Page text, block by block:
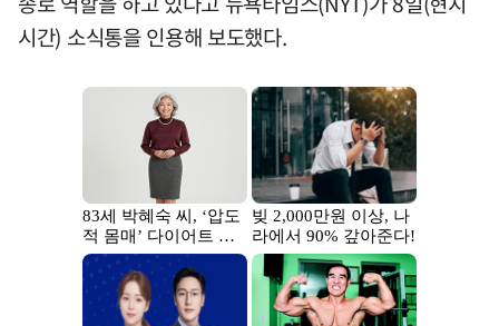
시간) 소식통을 인용해 보도했다.